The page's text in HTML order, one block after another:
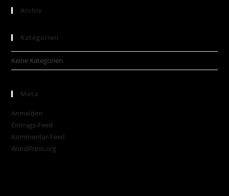
Archiv
Kategorien
Keine Kategorien
Meta
Anmelden
Eintrags-Feed
Kommentar-Feed
WordPress.org